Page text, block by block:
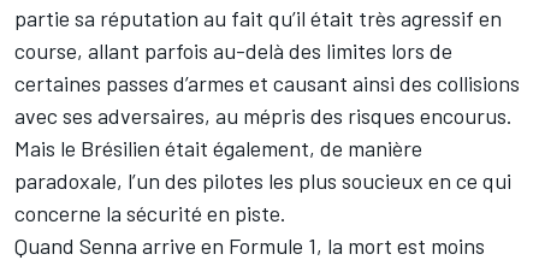
partie sa réputation au fait qu’il était très agressif en
course, allant parfois au-delà des limites lors de
certaines passes d’armes et causant ainsi des collisions
avec ses adversaires, au mépris des risques encourus.
Mais le Brésilien était également, de manière
paradoxale, l’un des pilotes les plus soucieux en ce qui
concerne la sécurité en piste.
Quand Senna arrive en Formule 1, la mort est moins